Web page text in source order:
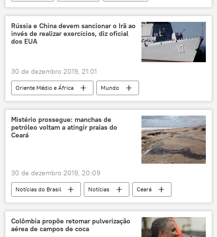
Rússia
Ucrânia
Gazprom
Naftogaz
gás natural
gás
gasoduto
relações bilaterais
Rússia e China devem sancionar o Irã ao
invés de realizar exercícios, diz oficial
dos EUA
30 de dezembro 2019, 21:01
Oriente Médio e África
Mundo
Notícias
Rússia Irã
China
Departamento de Estado dos EUA
Golfo de Omã
exercícios militares
EUA
Mistério prossegue: manchas de
petróleo voltam a atingir praias do
Ceará
30 de dezembro 2019, 20:09
Notícias do Brasil Notícias
Ceará
petróleo
óleo
meio-ambiente
derramamento
poluição
Instituto Brasileiro do Meio Ambiente (IBAMA)
Colômbia propõe retomar pulverização
aérea de campos de coca